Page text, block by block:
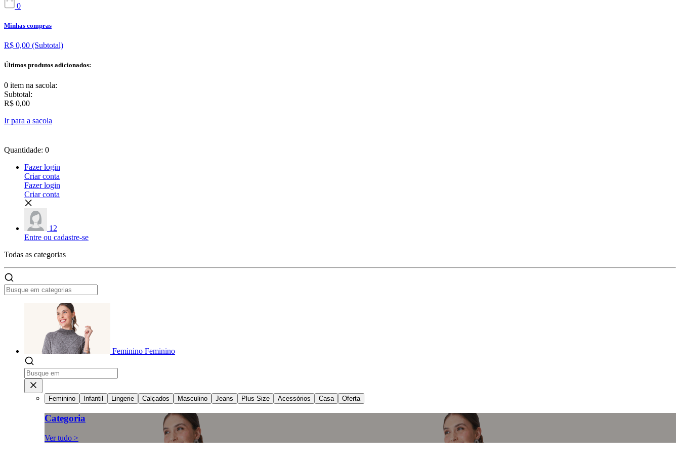
0
Minhas compras
R$ 0,00 (Subtotal)
Últimos produtos adicionados:
0 item na sacola:
Subtotal:
R$ 0,00
Ir para a sacola
Quantidade: 0
Fazer login
Criar conta
Fazer login
Criar conta
12
Entre ou cadastre-se
Todas as categorias
Feminino Feminino
Feminino Infantil Lingerie Calçados Masculino Jeans Plus Size Acessórios Casa Oferta
Categoria
Ver tudo >